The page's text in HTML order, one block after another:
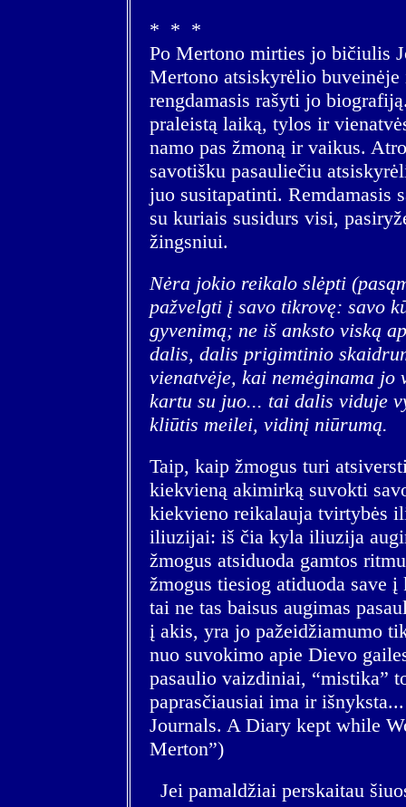
* * *
Po Mertono mirties jo bičiulis
Mertono atsiskyrėlio
rengdamasis rašyti jo
praleistą laiką, tylos ir
namo pas žmoną ir vaikus.
savotišku pasauliečiu
juo susitapatinti. Remdamasis
su kuriais susidurs visi,
žingsniui.
Nėra jokio reikalo slėpti
pažvelgti į savo tikrovę: savo
gyvenimą; ne iš anksto viską
dalis, dalis prigimtinio
vienatvėje, kai nemėginama
kartu su juo... tai dalis viduje
kliūtis meilei, vidinį niūrumą.
Taip, kaip žmogus turi
kiekvieną akimirką suvokti
kiekvieno reikalauja tvirtybės
iliuzijai: iš čia kyla iliuzija
žmogus atsiduoda gamtos
žmogus tiesiog atiduoda save
tai ne tas baisus augimas
į akis, yra jo pažeidžiamumo
nuo suvokimo apie Dievo
pasaulio vaizdiniai, “mistika”
paprasčiausiai ima ir
Journals. A Diary kept while
Merton”)
Jei pamaldžiai perskaitau